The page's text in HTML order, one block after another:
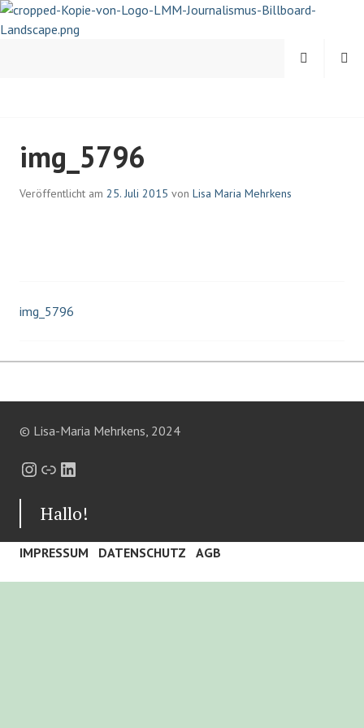
Springe
zum
JOURNALISTIN UND
PSYCHOLOGIN
MENÜ
SUCHEN
img_5796
Veröffentlicht am 25. Juli 2015 von Lisa Maria Mehrkens
Beitrags-
Navigation
img_5796
© Lisa-Maria Mehrkens, 2024
Instagram
LinkLinkedIn
Hallo!
IMPRESSUM DATENSCHUTZ AGB